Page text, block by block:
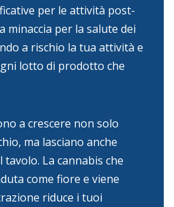
per le attività post-
minaccia per la salute dei
a rischio la tua attività e
lotto di prodotto che
a crescere non solo
ma lasciano anche
La cannabis che
come fiore e viene
riduce i tuoi